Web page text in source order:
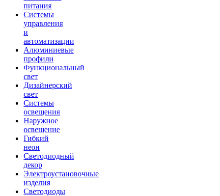
питания
Системы
управления
и
автоматизации
Алюминиевые
профили
Функциональный
свет
Дизайнерский
свет
Системы
освещения
Наружное
освещение
Гибкий
неон
Светодиодный
декор
Электроустановочные
изделия
Светодиоды